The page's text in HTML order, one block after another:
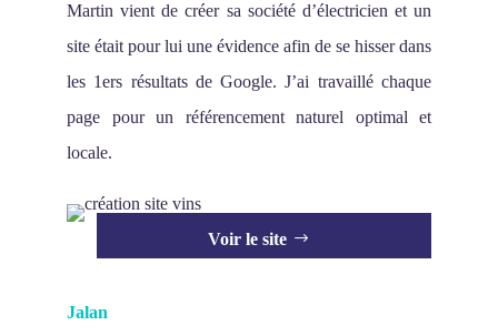
Martin vient de créer sa société d’électricien et un
site était pour lui une évidence afin de se hisser dans
les 1ers résultats de Google. J’ai travaillé chaque
page pour un référencement naturel optimal et
locale.
Voir le site
Jalan